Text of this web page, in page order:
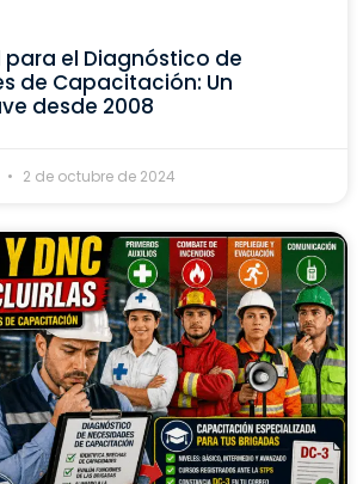
para el Diagnóstico de
de Capacitación: Un
desde 2008
2 de octubre de 2024